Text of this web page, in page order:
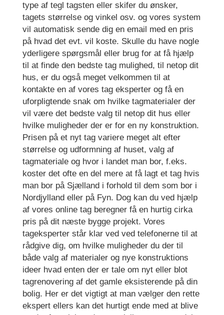
type af tegl tagsten eller skifer du ønsker,
tagets størrelse og vinkel osv. og vores system
vil automatisk sende dig en email med en pris
på hvad det evt. vil koste. Skulle du have nogle
yderligere spørgsmål eller brug for at få hjælp
til at finde den bedste tag mulighed, til netop dit
hus, er du også meget velkommen til at
kontakte en af vores tag eksperter og få en
uforpligtende snak om hvilke tagmaterialer der
vil være det bedste valg til netop dit hus eller
hvilke muligheder der er for en ny konstruktion.
Prisen på et nyt tag variere meget alt efter
størrelse og udformning af huset, valg af
tagmateriale og hvor i landet man bor, f.eks.
koster det ofte en del mere at få lagt et tag hvis
man bor på Sjælland i forhold til dem som bor i
Nordjylland eller på Fyn. Dog kan du ved hjælp
af vores online tag beregner få en hurtig cirka
pris på dit næste bygge projekt. Vores
tageksperter står klar ved ved telefonerne til at
rådgive dig, om hvilke muligheder du der til
både valg af materialer og nye konstruktions
ideer hvad enten der er tale om nyt eller blot
tagrenovering af det gamle eksisterende på din
bolig. Her er det vigtigt at man vælger den rette
ekspert ellers kan det hurtigt ende med at blive